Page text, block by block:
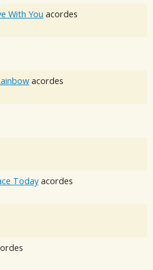
With You acordes
acordes
Today acordes